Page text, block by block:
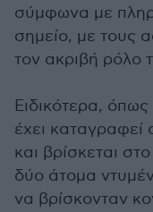
σύμφωνα με
σημείο, με τους
τον ακριβή ρόλο
Ειδικότερα,
έχει καταγραφεί
και βρίσκεται
δύο άτομα
να βρίσκονταν